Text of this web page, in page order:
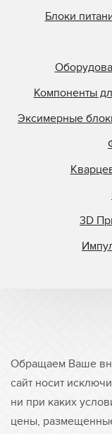
Блоки
Компоненты
Эксимерные
3D
Обращаем Ваше
сайт носит
ни при каких
цены,